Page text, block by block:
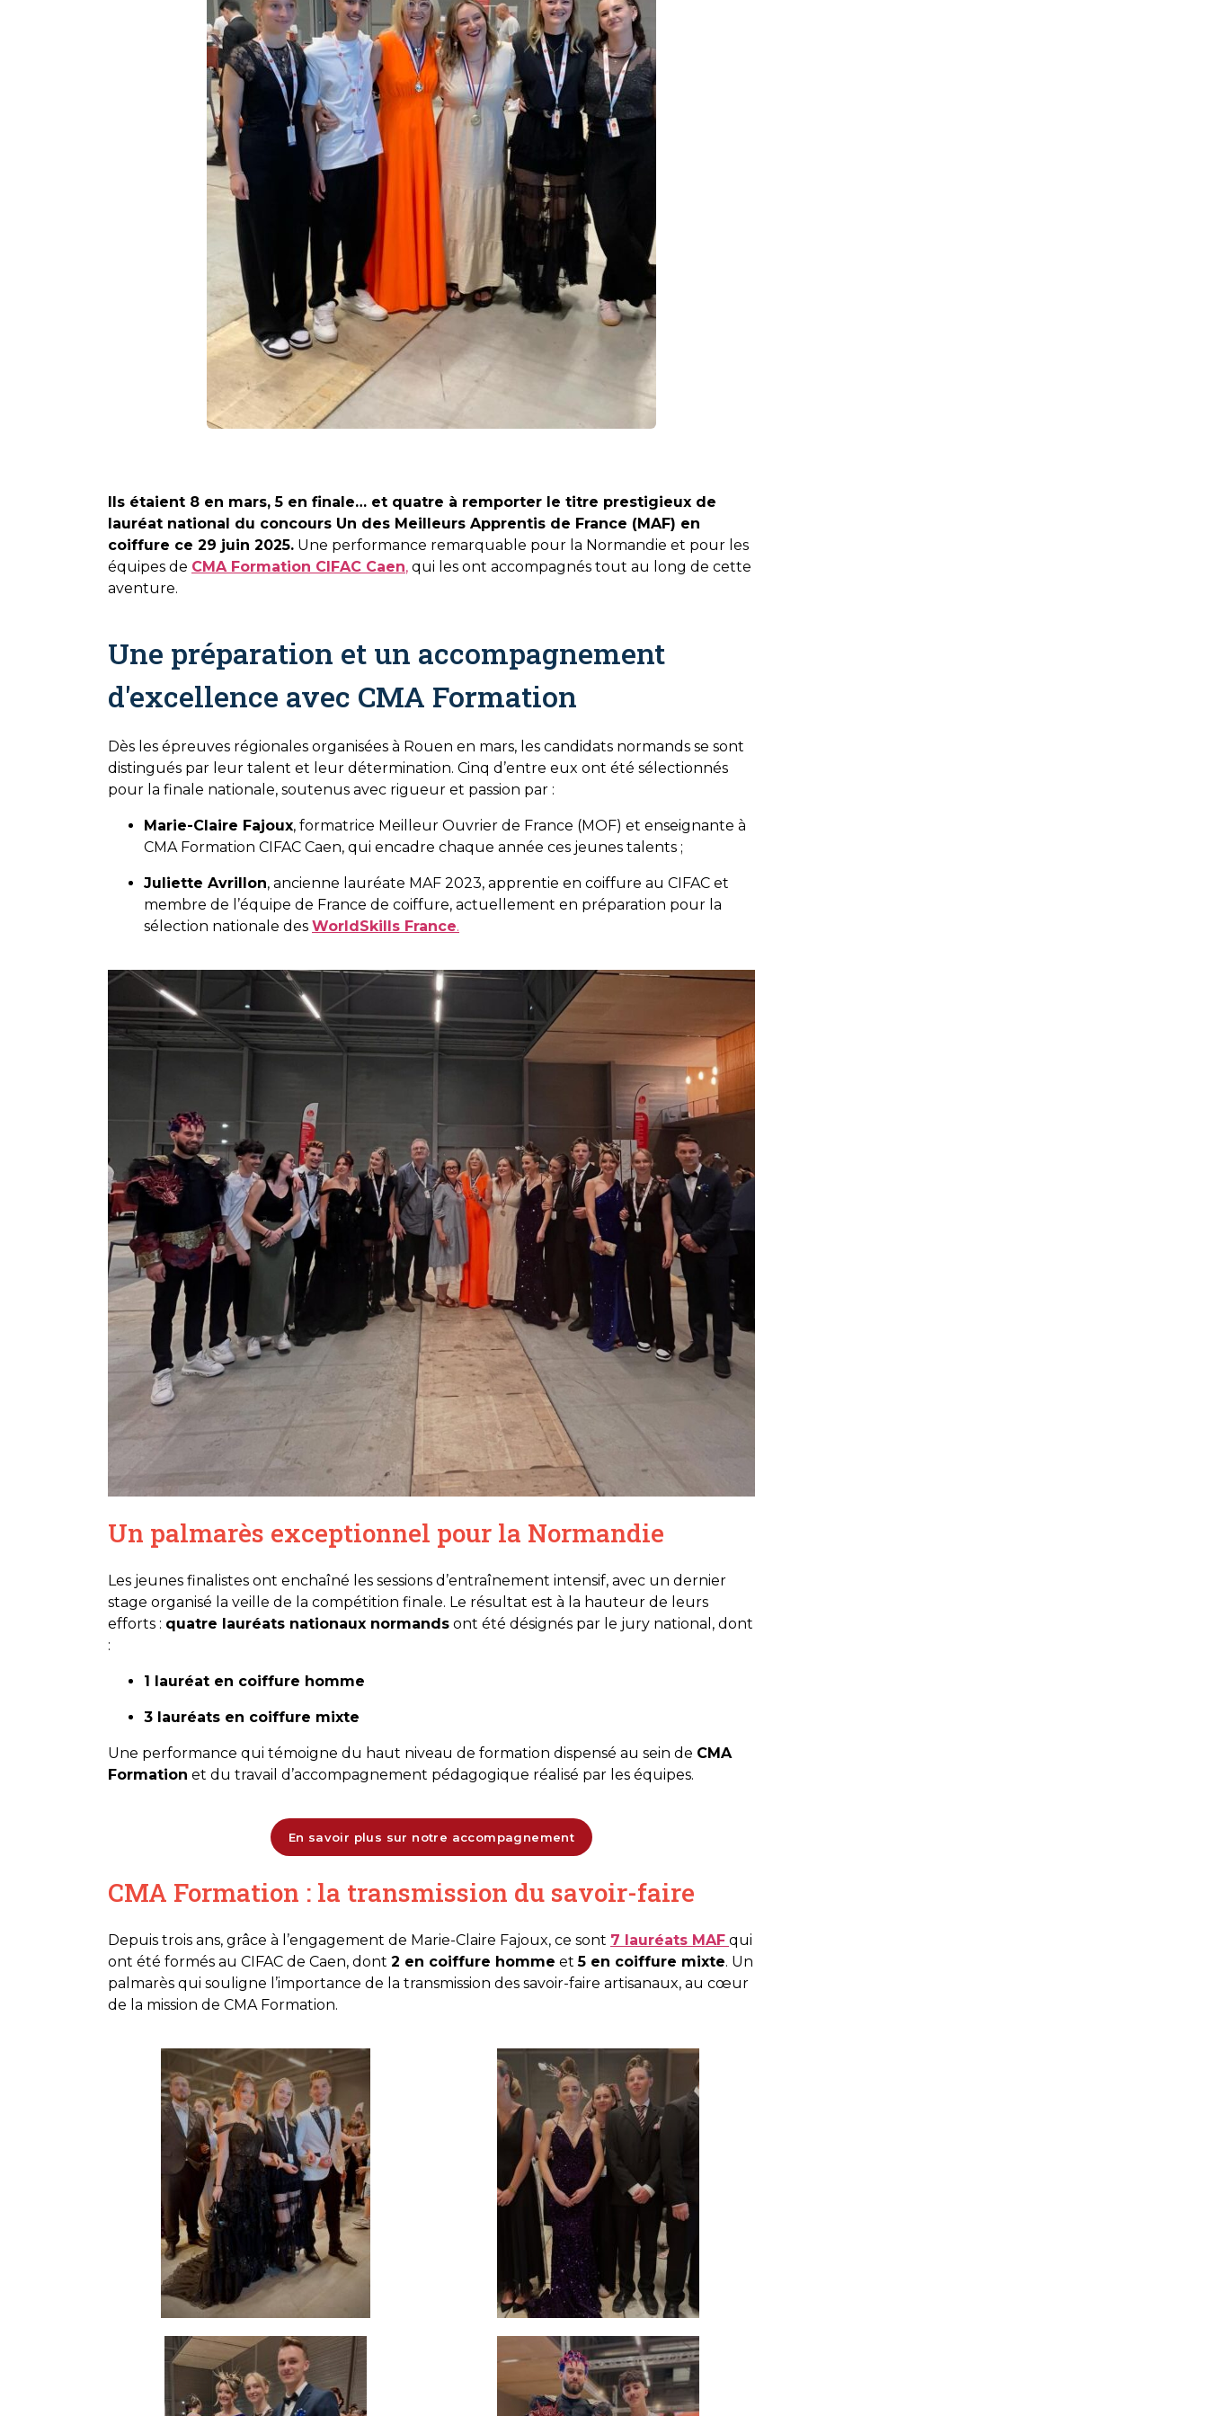
Ils étaient 8 en mars, 5 en finale… et quatre à remporter le titre prestigieux de
lauréat national du concours Un des Meilleurs Apprentis de France (MAF) en
coiffure ce 29 juin 2025. Une performance remarquable pour la Normandie et pour les
équipes de CMA Formation CIFAC Caen, qui les ont accompagnés tout au long de cette
aventure.
Une préparation et un accompagnement
d'excellence avec CMA Formation
Dès les épreuves régionales organisées à Rouen en mars, les candidats normands se sont
distingués par leur talent et leur détermination. Cinq d’entre eux ont été sélectionnés
pour la finale nationale, soutenus avec rigueur et passion par :
Marie-Claire Fajoux, formatrice Meilleur Ouvrier de France (MOF) et enseignante à
CMA Formation CIFAC Caen, qui encadre chaque année ces jeunes talents ;
Juliette Avrillon, ancienne lauréate MAF 2023, apprentie en coiffure au CIFAC et
membre de l’équipe de France de coiffure, actuellement en préparation pour la
sélection nationale des WorldSkills France.
Un palmarès exceptionnel pour la Normandie
Les jeunes finalistes ont enchaîné les sessions d’entraînement intensif, avec un dernier
stage organisé la veille de la compétition finale. Le résultat est à la hauteur de leurs
efforts : quatre lauréats nationaux normands ont été désignés par le jury national, dont
:
1 lauréat en coiffure homme
3 lauréats en coiffure mixte
Une performance qui témoigne du haut niveau de formation dispensé au sein de CMA
Formation et du travail d’accompagnement pédagogique réalisé par les équipes.
En savoir plus sur notre accompagnement
CMA Formation : la transmission du savoir-faire
Depuis trois ans, grâce à l’engagement de Marie-Claire Fajoux, ce sont 7 lauréats MAF qui
ont été formés au CIFAC de Caen, dont 2 en coiffure homme et5 en coiffure mixte. Un
palmarès qui souligne l’importance de la transmission des savoir-faire artisanaux, au cœur
de la mission de CMA Formation.